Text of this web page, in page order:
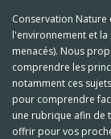
Conservation
l'environnement et
menacés). Nous
comprendre les
notamment ces
pour comprendre
une rubrique afin de
offrir pour vos